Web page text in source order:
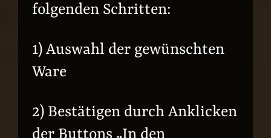
folgenden Schritten:
1) Auswahl der gewünschten
Ware
2) Bestätigen durch Anklicken